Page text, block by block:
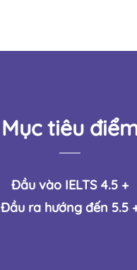
Mục tiêu
Đầu vào IELTS 4.5 +
Đầu ra hướng đến 5.5